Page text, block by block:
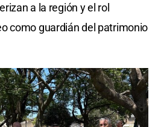
a la región y el rol
como guardián del patrimonio